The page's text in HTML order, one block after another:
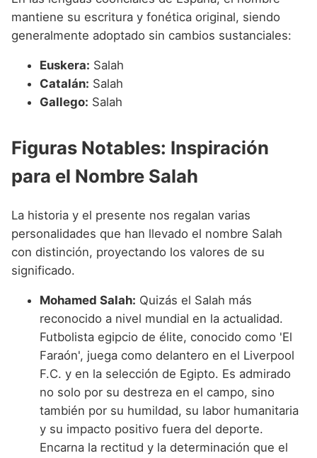
mantiene su escritura y fonética original, siendo
generalmente adoptado sin cambios sustanciales:
Euskera: Salah
Catalán: Salah
Gallego: Salah
Figuras Notables: Inspiración
para el Nombre Salah
La historia y el presente nos regalan varias
personalidades que han llevado el nombre Salah
con distinción, proyectando los valores de su
significado.
Mohamed Salah: Quizás el Salah más
reconocido a nivel mundial en la actualidad.
Futbolista egipcio de élite, conocido como 'El
Faraón', juega como delantero en el Liverpool
F.C. y en la selección de Egipto. Es admirado
no solo por su destreza en el campo, sino
también por su humildad, su labor humanitaria
y su impacto positivo fuera del deporte.
Encarna la rectitud y la determinación que el